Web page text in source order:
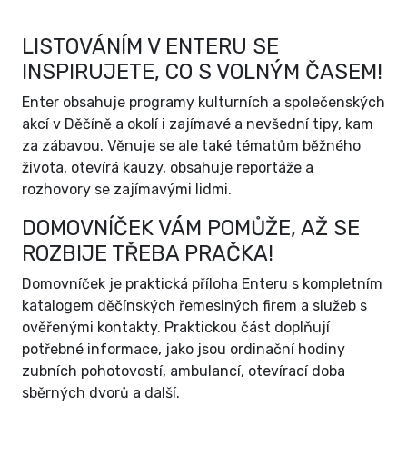
LISTOVÁNÍM V ENTERU SE
INSPIRUJETE, CO S VOLNÝM ČASEM!
Enter obsahuje programy kulturních a společenských
akcí v Děčíně a okolí i zajímavé a nevšední tipy, kam
za zábavou. Věnuje se ale také tématům běžného
života, otevírá kauzy, obsahuje reportáže a
rozhovory se zajímavými lidmi.
DOMOVNÍČEK VÁM POMŮŽE, AŽ SE
ROZBIJE TŘEBA PRAČKA!
Domovníček je praktická příloha Enteru s kompletním
katalogem děčínských řemeslných firem a služeb s
ověřenými kontakty. Praktickou část doplňují
potřebné informace, jako jsou ordinační hodiny
zubních pohotovostí, ambulancí, otevírací doba
sběrných dvorů a další.